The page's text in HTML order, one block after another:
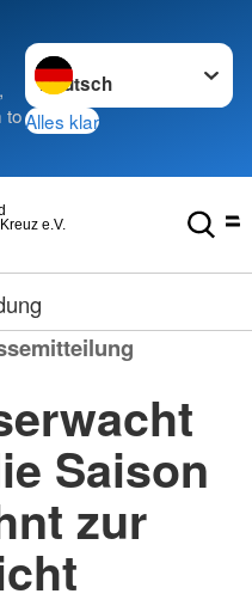
to
Sprache wechseln zu
Alles klar
e.V.
Saison
zur